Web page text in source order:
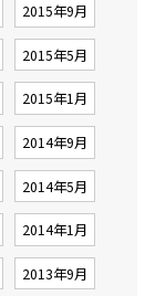
2015年9月
2015年5月
2015年1月
2014年9月
2014年5月
2014年1月
2013年9月